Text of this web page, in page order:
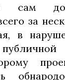
сам
за
в